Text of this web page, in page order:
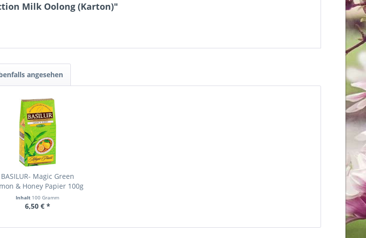
Milk Oolong (Karton)"
angesehen
BASILUR- Magic Green
& Honey Papier 100g
Inhalt 100 Gramm
6,50 € *